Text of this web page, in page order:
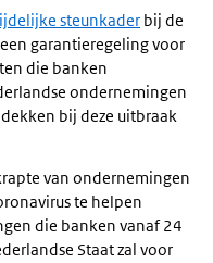
steunkader bij de
garantieregeling voor
die banken
ondernemingen
bij deze uitbraak
van ondernemingen
te helpen
die banken vanaf 24
Staat zal voor